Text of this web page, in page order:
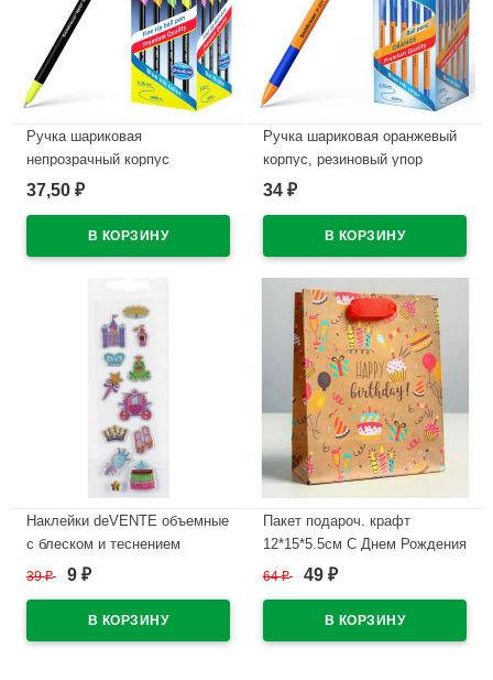
Ручка шариковая
непрозрачный корпус
(ErichKrause) Neo Акцент
одноразовая арт.55386 (Ст.50)
37,50 ₽
Ручка шариковая оранжевый
корпус, резиновый упор
(ErichKrause) R-301 Охра
арт.39531 (Ст.50)
34 ₽
Наклейки deVENTE объемные
с блеском и теснением
Принцесса (Princess)
39₽ 9 ₽
Пакет подароч. крафт
12*15*5.5см С Днем Рождения
арт.4764573
64₽ 49 ₽